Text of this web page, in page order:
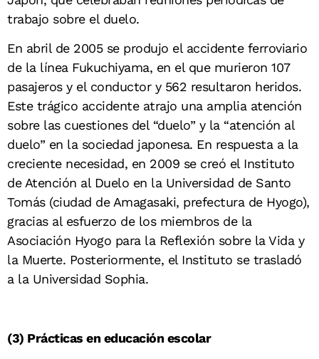
trabajo sobre el duelo.
En abril de 2005 se produjo el accidente ferroviario
de la línea Fukuchiyama, en el que murieron 107
pasajeros y el conductor y 562 resultaron heridos.
Este trágico accidente atrajo una amplia atención
sobre las cuestiones del “duelo” y la “atención al
duelo” en la sociedad japonesa. En respuesta a la
creciente necesidad, en 2009 se creó el Instituto
de Atención al Duelo en la Universidad de Santo
Tomás (ciudad de Amagasaki, prefectura de Hyogo),
gracias al esfuerzo de los miembros de la
Asociación Hyogo para la Reflexión sobre la Vida y
la Muerte. Posteriormente, el Instituto se trasladó
a la Universidad Sophia.
(3) Prácticas en educación escolar